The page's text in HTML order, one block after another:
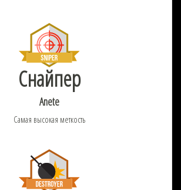
Снайпер
Anete
Самая высокая меткость